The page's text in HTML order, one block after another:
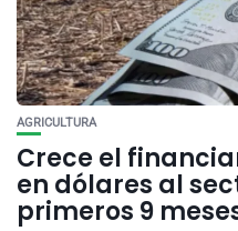
AGRICULTURA
Crece el
en dólares al
primeros 9